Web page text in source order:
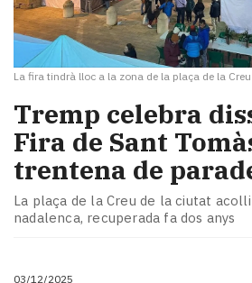
La fira tindrà lloc a la zona de la plaça de la Creu
Tremp celebra
Fira de Sant
trentena de
La plaça de la Creu de la ciutat
nadalenca, recuperada fa dos anys
03/12/2025